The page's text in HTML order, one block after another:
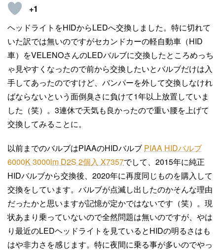
+1
ヘッドライトをHIDからLEDへ交換しました。特に切れて
いた訳では無いのですがセカンドカーの軽自動車（HID
車）をVELENOさんのLEDバルブに交換したところめっち
ゃ見やすくなったので前から交換したいとバルブだけは入
手してあったのですけど、バンパーを外して交換しなけれ
ばならないという面倒臭さに負けて1年以上放置していま
した（笑）。3連休で天気も良かったので重い腰を上げて
交換してみることに。
以前までのバルブはPIAAのHIDバルブ PIAA HIDバルブ
6000K 3000lm D2S 2個入 X7357でして、2015年に純正
HIDバルブから交換後、2020年に再度同じものを購入して
交換をしています。バルブが点滅し出したのかそんな理由
だったかと思いますが記憶が定かではないです（笑）。現
状あまり乗っていないので全然問題は無いのですが、やは
り最近のLEDヘッドライトを見ているとHIDの明るさはも
はや非力さを感じます。特に夜間に乗る事が多いのでやっ